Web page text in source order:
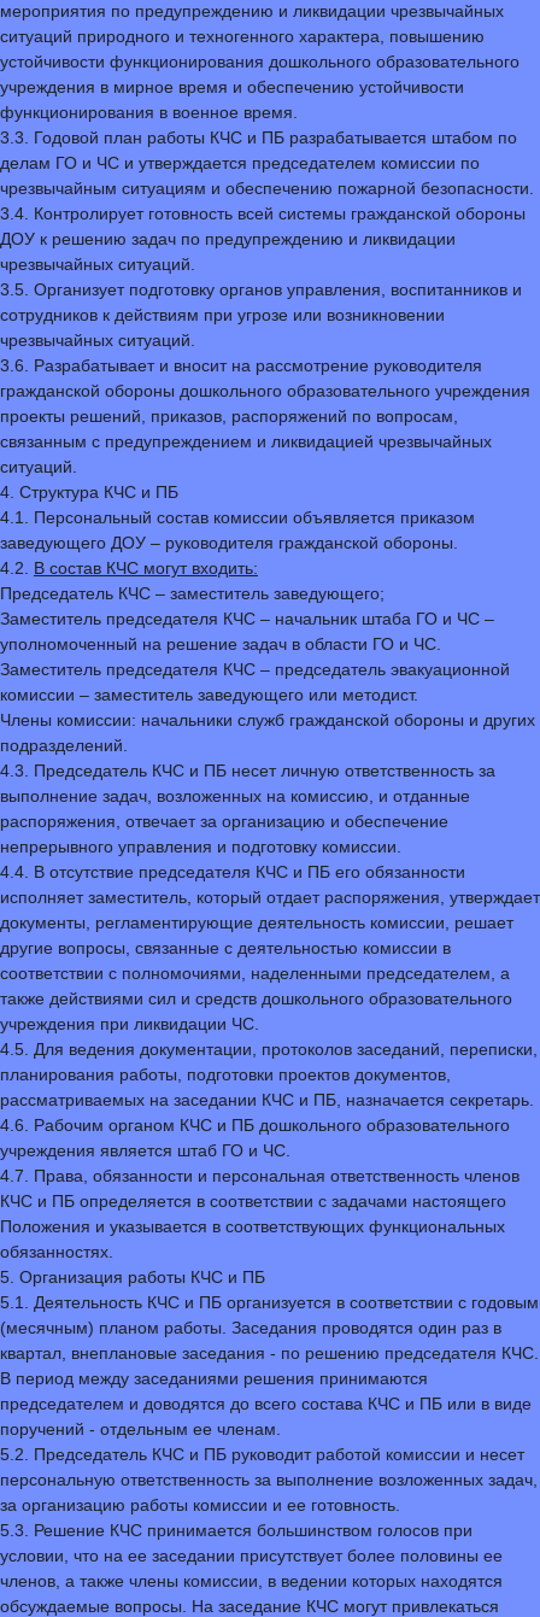
мероприятия по предупреждению и ликвидации чрезвычайных
ситуаций природного и техногенного характера, повышению
устойчивости функционирования дошкольного образовательного
учреждения в мирное время и обеспечению устойчивости
функционирования в военное время.
3.3. Годовой план работы КЧС и ПБ разрабатывается штабом по
делам ГО и ЧС и утверждается председателем комиссии по
чрезвычайным ситуациям и обеспечению пожарной безопасности.
3.4. Контролирует готовность всей системы гражданской обороны
ДОУ к решению задач по предупреждению и ликвидации
чрезвычайных ситуаций.
3.5. Организует подготовку органов управления, воспитанников и
сотрудников к действиям при угрозе или возникновении
чрезвычайных ситуаций.
3.6. Разрабатывает и вносит на рассмотрение руководителя
гражданской обороны дошкольного образовательного учреждения
проекты решений, приказов, распоряжений по вопросам,
связанным с предупреждением и ликвидацией чрезвычайных
ситуаций.
4. Структура КЧС и ПБ
4.1. Персональный состав комиссии объявляется приказом
заведующего ДОУ – руководителя гражданской обороны.
4.2. В состав КЧС могут входить:
Председатель КЧС – заместитель заведующего;
Заместитель председателя КЧС – начальник штаба ГО и ЧС –
уполномоченный на решение задач в области ГО и ЧС.
Заместитель председателя КЧС – председатель эвакуационной
комиссии – заместитель заведующего или методист.
Члены комиссии: начальники служб гражданской обороны и других
подразделений.
4.3. Председатель КЧС и ПБ несет личную ответственность за
выполнение задач, возложенных на комиссию, и отданные
распоряжения, отвечает за организацию и обеспечение
непрерывного управления и подготовку комиссии.
4.4. В отсутствие председателя КЧС и ПБ его обязанности
исполняет заместитель, который отдает распоряжения, утверждает
документы, регламентирующие деятельность комиссии, решает
другие вопросы, связанные с деятельностью комиссии в
соответствии с полномочиями, наделенными председателем, а
также действиями сил и средств дошкольного образовательного
учреждения при ликвидации ЧС.
4.5. Для ведения документации, протоколов заседаний, переписки,
планирования работы, подготовки проектов документов,
рассматриваемых на заседании КЧС и ПБ, назначается секретарь.
4.6. Рабочим органом КЧС и ПБ дошкольного образовательного
учреждения является штаб ГО и ЧС.
4.7. Права, обязанности и персональная ответственность членов
КЧС и ПБ определяется в соответствии с задачами настоящего
Положения и указывается в соответствующих функциональных
обязанностях.
5. Организация работы КЧС и ПБ
5.1. Деятельность КЧС и ПБ организуется в соответствии с годовым
(месячным) планом работы. Заседания проводятся один раз в
квартал, внеплановые заседания - по решению председателя КЧС.
В период между заседаниями решения принимаются
председателем и доводятся до всего состава КЧС и ПБ или в виде
поручений - отдельным ее членам.
5.2. Председатель КЧС и ПБ руководит работой комиссии и несет
персональную ответственность за выполнение возложенных задач,
за организацию работы комиссии и ее готовность.
5.3. Решение КЧС принимается большинством голосов при
условии, что на ее заседании присутствует более половины ее
членов, а также члены комиссии, в ведении которых находятся
обсуждаемые вопросы. На заседание КЧС могут привлекаться